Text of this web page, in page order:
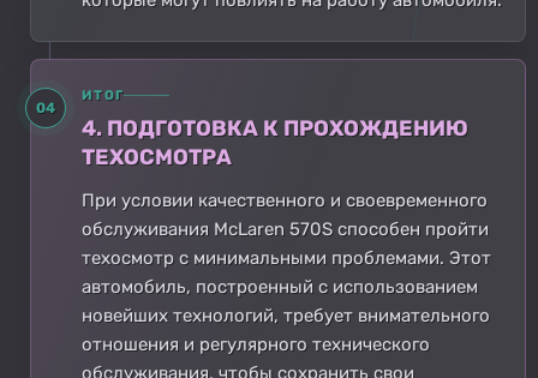
04
ИТОГ
4. ПОДГОТОВКА К ПРОХОЖДЕНИЮ
ТЕХОСМОТРА
При условии качественного и своевременного
обслуживания McLaren 570S способен пройти
техосмотр с минимальными проблемами. Этот
автомобиль, построенный с использованием
новейших технологий, требует внимательного
отношения и регулярного технического
обслуживания, чтобы сохранить свои